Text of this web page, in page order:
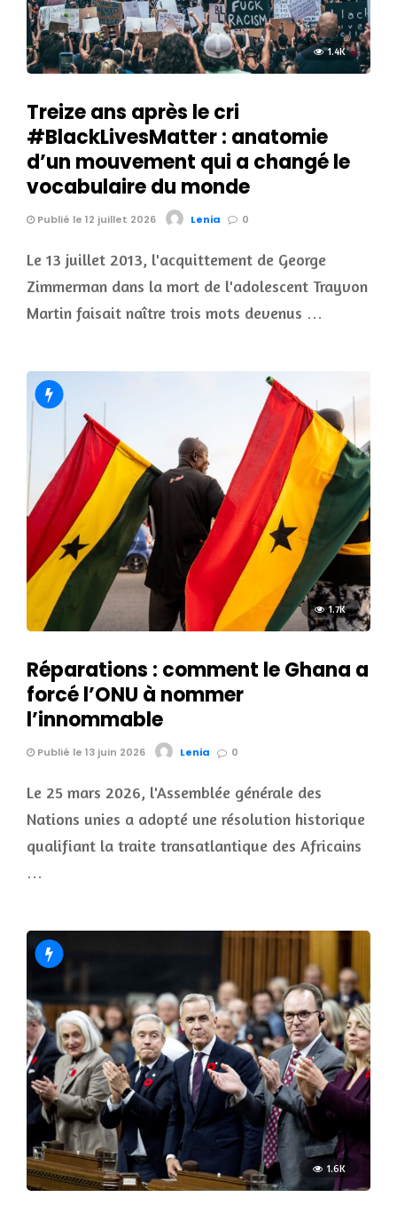
1.4K
Treize ans après le cri
#BlackLivesMatter : anatomie
d’un mouvement qui a changé le
vocabulaire du monde
Publié le 12 juillet 2026 Lenia 0
Le 13 juillet 2013, l'acquittement de George
Zimmerman dans la mort de l'adolescent Trayvon
Martin faisait naître trois mots devenus …
1.7K
Réparations : comment le Ghana a
forcé l’ONU à nommer
l’innommable
Publié le 13 juin 2026 Lenia 0
Le 25 mars 2026, l'Assemblée générale des
Nations unies a adopté une résolution historique
qualifiant la traite transatlantique des Africains
…
1.6K